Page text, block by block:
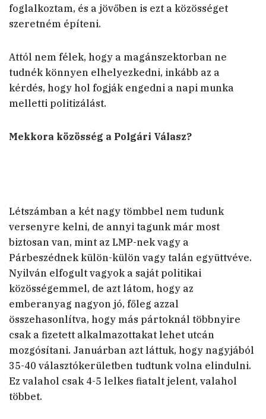
foglalkoztam, és a jövőben is ezt a közösséget
szeretném építeni.
Attól nem félek, hogy a magánszektorban ne
tudnék könnyen elhelyezkedni, inkább az a
kérdés, hogy hol fogják engedni a napi munka
melletti politizálást.
Mekkora közösség a Polgári Válasz?
Létszámban a két nagy tömbbel nem tudunk
versenyre kelni, de annyi tagunk már most
biztosan van, mint az LMP-nek vagy a
Párbeszédnek külön-külön vagy talán együttvéve.
Nyilván elfogult vagyok a saját politikai
közösségemmel, de azt látom, hogy az
emberanyag nagyon jó, főleg azzal
összehasonlítva, hogy más pártoknál többnyire
csak a fizetett alkalmazottakat lehet utcán
mozgósítani. Januárban azt láttuk, hogy nagyjából
35-40 választókerületben tudtunk volna elindulni.
Ez valahol csak 4-5 lelkes fiatalt jelent, valahol
többet.